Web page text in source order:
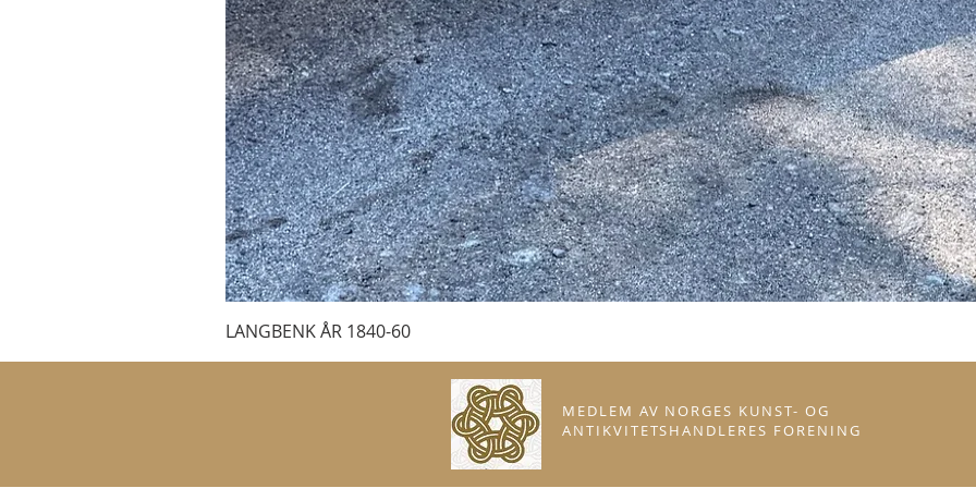
LANGBENK ÅR 1840-60
MEDLEM AV NORGES KUNST- OG
ANTIKVITETSHANDLERES FORENING